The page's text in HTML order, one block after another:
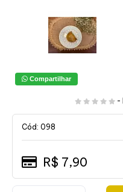
Compartilhar
-
Cód: 098
R$ 7,90